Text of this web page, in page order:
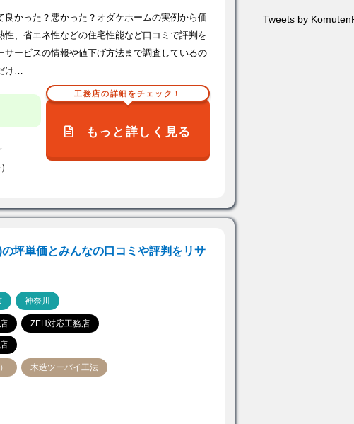
良かった？悪かった？オダケホームの実例から価
性、省エネ性などの住宅性能など口コミで評判を
サービスの情報や値下げ方法まで調査しているの
け…
工務店の詳細をチェック！
もっと詳しく見る
坪単価とみんなの口コミや評判をリサ
神奈川
ZEH対応工務店
木造ツーバイ工法
Tweets by